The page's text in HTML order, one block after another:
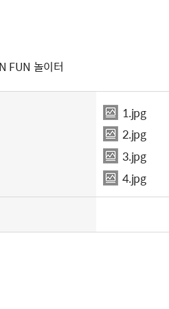
FUN 놀이터
1.jpg
2.jpg
3.jpg
4.jpg